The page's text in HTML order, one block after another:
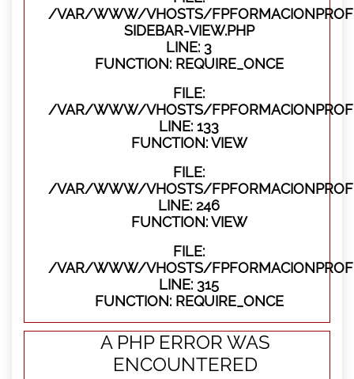
/VAR/WWW/VHOSTS/
SIDEBAR-VIEW.PHP
LINE: 3
FUNCTION: REQUIRE_ONCE
FILE:
/VAR/WWW/VHOSTS/
LINE: 133
FUNCTION: VIEW
FILE:
/VAR/WWW/VHOSTS/
LINE: 246
FUNCTION: VIEW
FILE:
/VAR/WWW/VHOSTS/
LINE: 315
FUNCTION: REQUIRE_ONCE
A PHP ERROR WAS
ENCOUNTERED